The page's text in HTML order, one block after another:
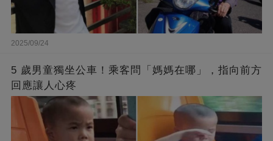
2025/09/24
5 歲男童獨坐公車！乘客問「媽媽在哪」，指向前方
回應讓人心疼